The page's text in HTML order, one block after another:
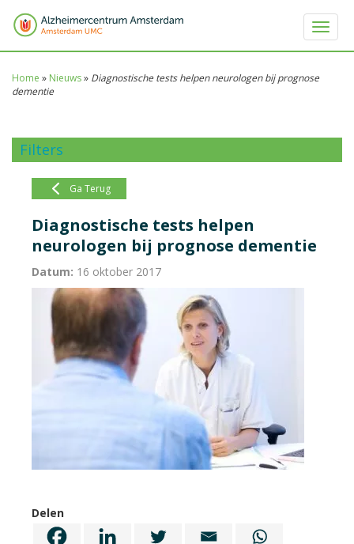
Toggle
Home » Nieuws» Diagnostische tests helpen neurologen bij prognose
dementie
Filters
Ga Terug
Diagnostische tests helpen
neurologen bij prognose dementie
Datum: 16 oktober 2017
Delen